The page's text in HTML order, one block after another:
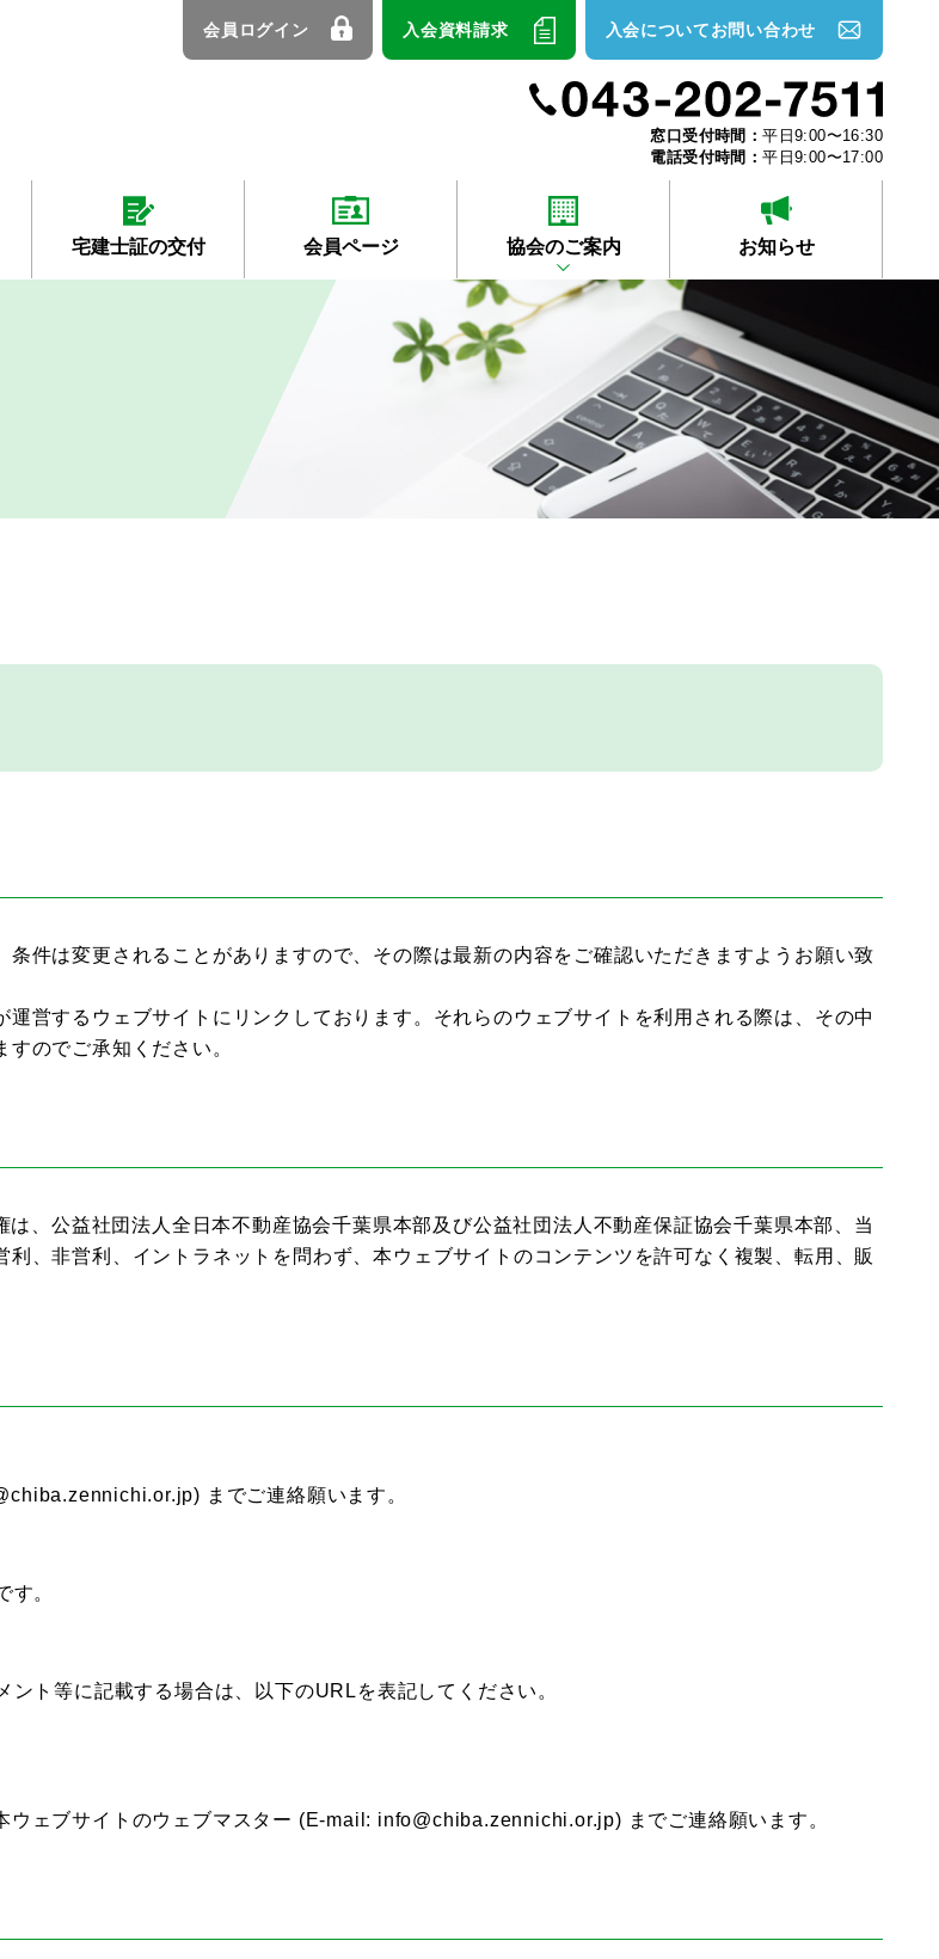
会員ログイン 入会資料請求 入会についてお問い合わせ
窓口受付時間：平日9:00〜16:30
電話受付時間：平日9:00〜17:00
宅建士証の交付 会員ページ 協会のご案内 お知らせ
件は変更されることがありますので、その際は最新の内容をご確認いただきますようお願い致
営するウェブサイトにリンクしております。それらのウェブサイトを利用される際は、その中
のでご承知ください。
、公益社団法人全日本不動産協会千葉県本部及び公益社団法人不動産保証協会千葉県本部、当
、非営利、イントラネットを問わず、本ウェブサイトのコンテンツを許可なく複製、転用、販
までご連絡願います。
す。
ト等に記載する場合は、以下のURLを表記してください。
ェブサイトのウェブマスター (E-mail: info@chiba.zennichi.or.jp) までご連絡願います。